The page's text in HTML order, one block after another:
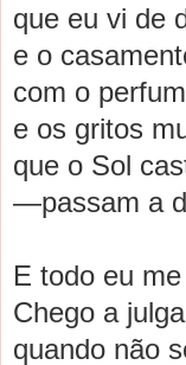
que eu vi de
e o casa
com o
e os gritos
que o Sol ca
—passam a d
E todo eu me
Chego a julga
quando não